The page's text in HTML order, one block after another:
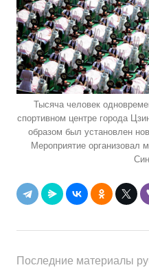
Тысяча человек
спортивном центре города
образом был установлен
Мероприятие организовал
Последние материалы